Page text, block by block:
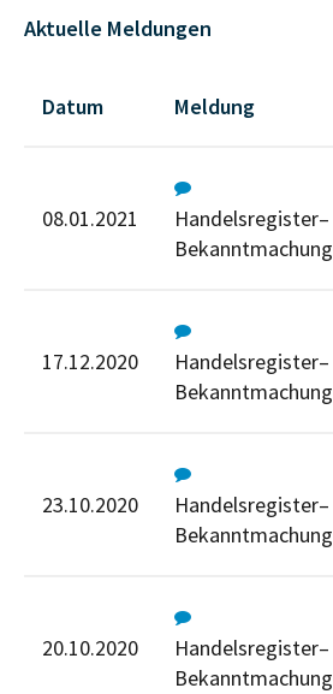
Aktuelle Meldungen
Datum Meldung
08.01.2021
Handelsregister–
Bekanntmachung
17.12.2020
Handelsregister–
Bekanntmachung
23.10.2020
Handelsregister–
Bekanntmachung
20.10.2020
Handelsregister–
Bekanntmachung